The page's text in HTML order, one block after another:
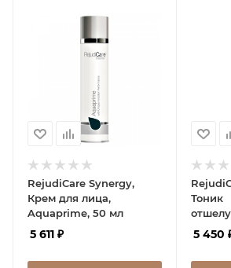
RejudiCare Synergy,
Крем для лица,
Aquaprime, 50 мл
5 611 ₽
Тоник
5 450